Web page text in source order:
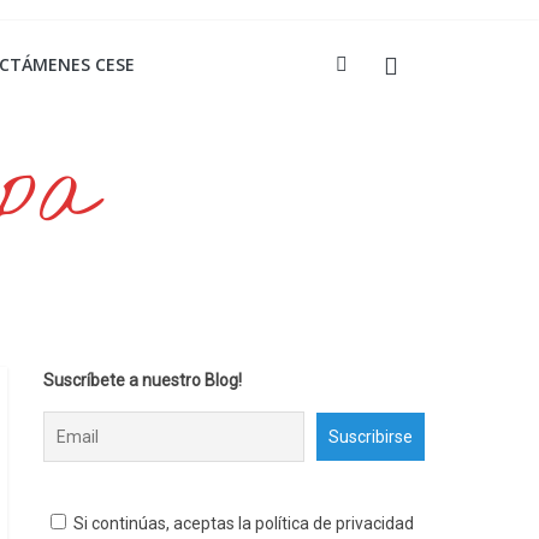
CESE
Suscríbete a nuestro Blog!
Si continúas, aceptas la política de privacidad